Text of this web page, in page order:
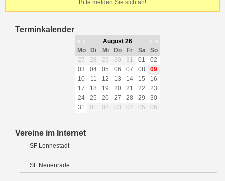
Bitte melden Sie sich an!
Terminkalender
« ‹ August 26 ›
»
Mo
Di Mi Do Fr Sa
So
27
28 29 30 31 01
02
03
04 05 06 07 08
09
10
11 12 13 14 15
16
17
18 19 20 21 22
23
24
25 26 27 28 29
30
31
01 02 03 04 05 06
Vereine im Internet
SF Lennestadt
SF Neuenrade